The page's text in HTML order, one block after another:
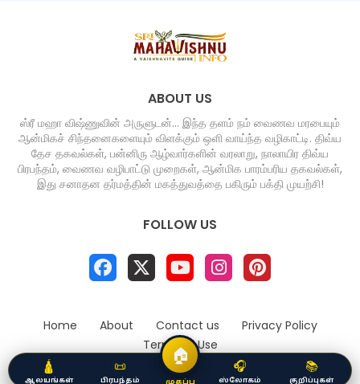
ABOUT US
ஸ்ரீ மஹா விஷ்ணுவின் அருளுடன்... இந்த தளம் நம் வைணவ மரபையும்
ஆன்மிகச் சிந்தனைகளையும் விளக்கும் ஒளி வாய்ந்த வழிகாட்டி. திவ்ய
தேச தகவல்கள், பன்னிரு ஆழ்வார்களின் வரலாறு, நாலாயிர திவ்ய
பிரபந்தம், வைணவ வழிபாட்டு முறைகள், ஆன்மிக பாரம்பரிய தகவல்கள்,
இது சனாதன தர்மத்தின் மகத்துவத்தை பகிரும் பக்தி முயற்சி!
FOLLOW US
Home About Contact us
Privacy Policy
Terms of Use
Sri Mahavishnu Info All Rights Reserved.
🛕
ஆலயங்கள்
📜
பிரபந்தம்
🏠
முகப்பு
🎧
ஸ்லோகம்
📚
குறிப்புகள்